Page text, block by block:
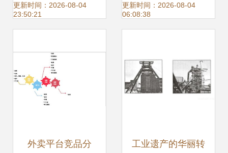
习IT技术的重要性
更新时间：2026-08-04
23:50:21
数详解 - 上海上继
更新时间：2026-08-04
06:08:38
外卖平台竞品分 工业遗产的华丽转